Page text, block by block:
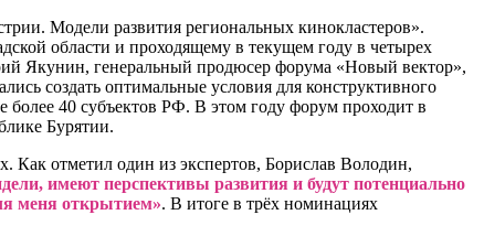
Модели развития региональных кинокластеров».
области и проходящему в текущем году в четырех
Якунин, генеральный продюсер форума «Новый вектор»,
создать оптимальные условия для конструктивного
более 40 субъектов РФ. В этом году форум проходит в
Бурятии.
Как отметил один из экспертов, Борислав Володин,
имеют перспективы развития и будут потенциально
меня открытием». В итоге в трёх номинациях